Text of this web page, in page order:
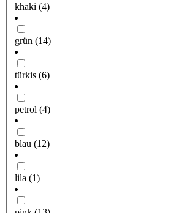
khaki (4)
grün (14)
türkis (6)
petrol (4)
blau (12)
lila (1)